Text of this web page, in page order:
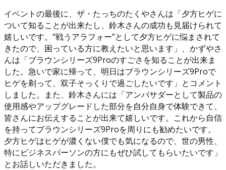
イベントの最後に、ザ・たっちのたくやさんは「夕方ヒゲに
ついて知ることが出来たし、鈴木さんの成功も見届けられて
嬉しいです。“戦うアラフォー”として夕方ヒゲに悩まされて
きたので、困っている方に教えたいと思います」、かずやさ
んは「ブラウンシリーズ9Proのすごさを知ることが出来ま
した。急いで家に帰って、明日はブラウンシリーズ9Proで
ヒゲを剃って、双子そっくりで過ごしたいです」とコメント
しました。また、鈴木さんには「アンバサダーとして製品の
使用感やアップグレードした部分を自分自身で体験できて、
皆さんにお伝えすることが出来て嬉しいです。これから自信
を持ってブラウンシリーズ9Proを周りにも勧めたいです。
夕方ヒゲはヒゲが濃くない僕でも気になるので、世の男性、
特にビジネスパーソンの方にもぜひ試してもらいたいです」
とお話しいただきました。